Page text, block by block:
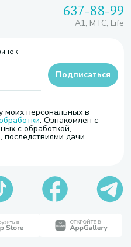
637-88-99
A1, МТС, Life
моих персональных в
. Ознакомлен с
с обработкой,
последствиями дачи
Подписаться